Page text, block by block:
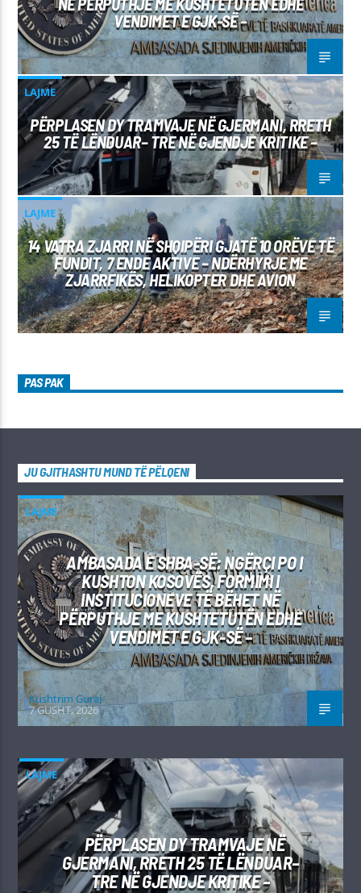
VENDIMET E GJK-SË –
LAJME
PËRPLASEN DY TRAMVAJE NË GJERMANI, RRETH
25 TË LËNDUAR– TRE NË GJENDJE KRITIKE –
LAJME
14 VATRA ZJARRI NË SHQIPËRI GJATË 10 ORËVE TË
FUNDIT, 7 ENDE AKTIVE – NDËRHYRJE ME
ZJARRFIKËS, HELIKOPTER DHE AVION
PAS PAK
JU GJITHASHTU MUND TË PËLQENI
LAJME
AMBASADA E SHBA-SË: NGËRÇI PO I
KUSHTON KOSOVËS, FORMIMI I
INSTITUCIONEVE TË BËHET NË
PËRPUTHJE ME KUSHTETUTËN EDHE
VENDIMET E GJK-SË –
Kushtrim Guraj
7 GUSHT, 2026
LAJME
PËRPLASEN DY TRAMVAJE NË
GJERMANI, RRETH 25 TË LËNDUAR–
TRE NË GJENDJE KRITIKE –